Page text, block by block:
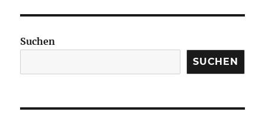
Suchen
SUCHEN